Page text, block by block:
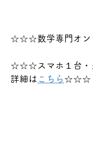
☆☆☆数学専門オン
☆☆☆スマホ１台・
詳細は こちら ☆☆☆